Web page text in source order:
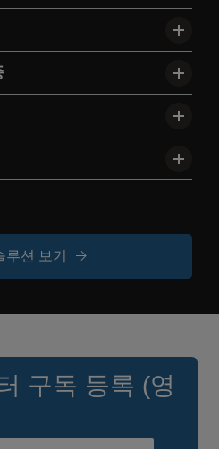
루션 보기